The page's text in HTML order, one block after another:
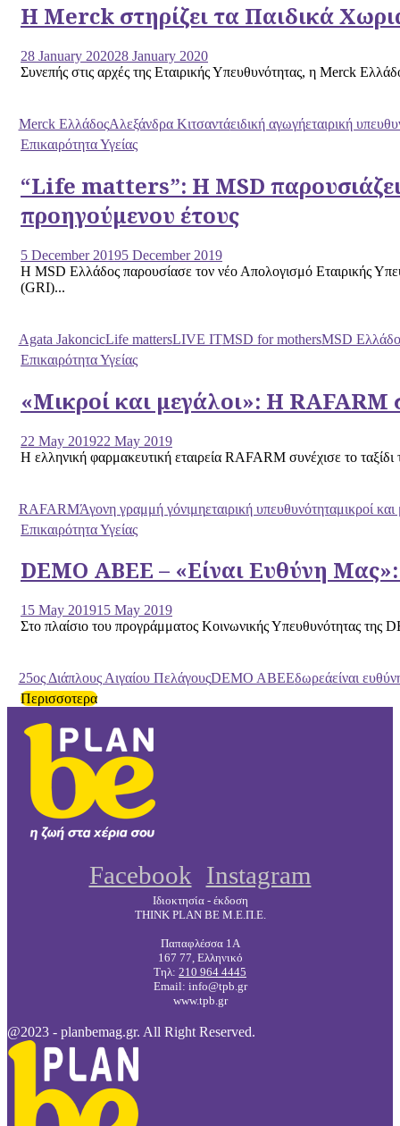
Η Merck στηρίζει τα Παιδικά
28 January 202028 January 2020
Συνεπής στις αρχές της Εταιρικής Υπευθυνότητας, η Merck
Merck ΕλλάδοςΑλεξάνδρα Κιτσαντάειδική αγωγήεταιρική
Επικαιρότητα Υγείας
“Life matters”: Η MSD
προηγούμενου έτους
5 December 20195 December 2019
Η MSD Ελλάδος παρουσίασε τον νέο Απολογισμό Εταιρικής
(GRI)...
Agata JakoncicLife mattersLIVE ITMSD for mothersMSD
Επικαιρότητα Υγείας
«Μικροί και μεγάλοι»: Η
22 May 201922 May 2019
Η ελληνική φαρμακευτική εταιρεία RAFARM συνέχισε το
RAFARMΆγονη γραμμή γόνιμηεταιρική υπευθυνότηταμικροί και
Επικαιρότητα Υγείας
DEMO ΑΒΕΕ – «Είναι Ευθύνη
15 May 201915 May 2019
Στο πλαίσιο του προγράμματος Κοινωνικής Υπευθυνότητας της
25ος Διάπλους Αιγαίου ΠελάγουςDEMO ABEEδωρεάείναι
Περισσοτερα
Facebook Instagram
Ιδιοκτησία - έκδοση
THINK PLAN BE Μ.Ε.Π.Ε.
Παπαφλέσσα 1Α
167 77, Ελληνικό
Τηλ: 210 964 4445
Email: info@tpb.gr
www.tpb.gr
@2023 - planbemag.gr. All Right Reserved.